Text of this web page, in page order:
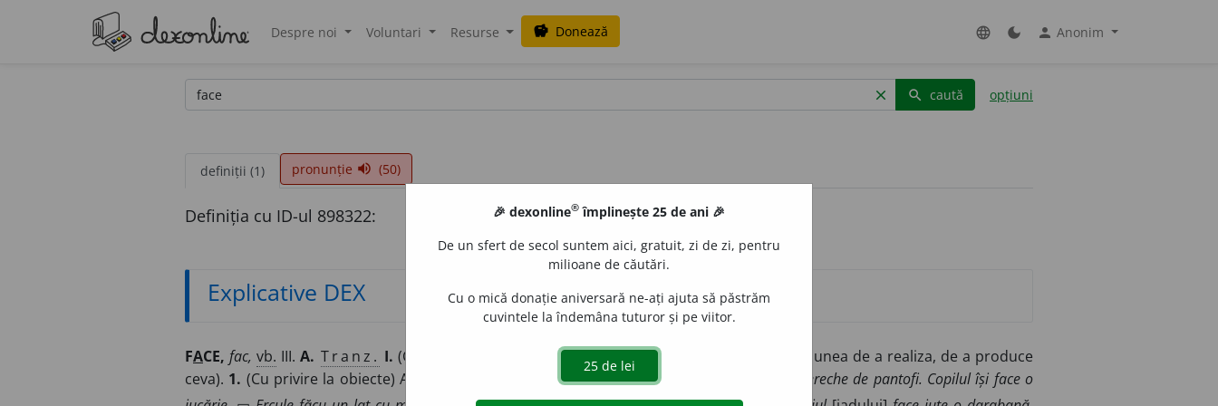
Despre noi Voluntari Resurse savings Donează language dark_mode person Anonim
clear search caută opțiuni
definiții (1) pronunție volume_up (50)
Definiția cu ID-ul 898322:
Explicative DEX
FACE, fac, vb. III. A. Tranz. I. (Complementul e un substantiv concret; verbul exprimă acțiunea de a realiza, de a produce
ceva). 1. (Cu privire la obiecte) A întocmi, a alcătui, a făuri, a fabrica. Am dat să-mi facă o pereche de pantofi. Copilul își face o
🎉 dexonline® împlinește 25 de ani 🎉
De un sfert de secol suntem aici, gratuit, zi de zi, pentru
milioane de căutări.
Cu o mică donație aniversară ne-ați ajuta să păstrăm
cuvintele la îndemâna tuturor și pe viitor.